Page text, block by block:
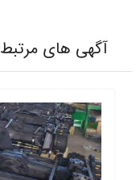
آگهی های مرتبط